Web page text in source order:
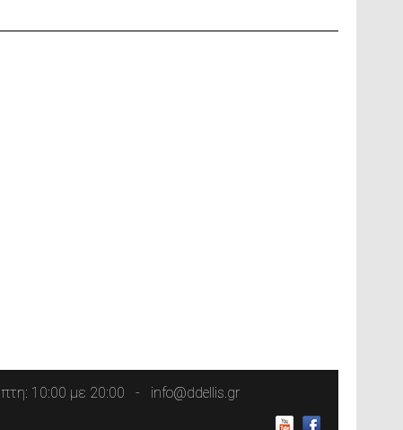
10:00 με 20:00 info@ddellis.gr